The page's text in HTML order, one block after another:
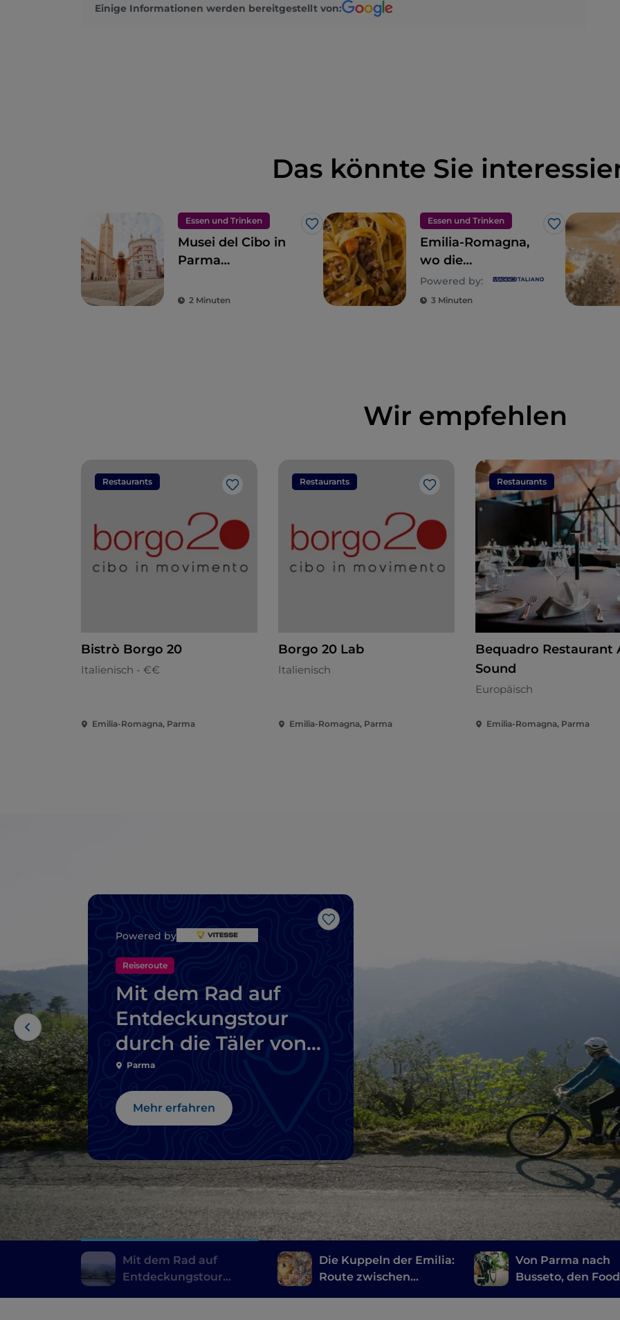
Einige Informationen werden bereitgestellt von:
Das könnte Sie
Essen und Trinken
Like
Musei del Cibo in
Parma
Museen)
2 Minuten
Essen und Trinken
Like
Emilia-Romagna,
wo die
Gastronomie ein
Reich der Sinne ist
Powered by:
3 Minuten
Wir empfehlen
Restaurants
Like
Bistrò Borgo 20
Italienisch - €€
Emilia-Romagna, Parma
Restaurants
Like
Borgo 20 Lab
Italienisch
Emilia-Romagna, Parma
Restaurants
Bequadro Restaurant
Sound
Europäisch
Emilia-Romagna, Parma
Like
Powered by
Reiseroute
Mit dem Rad auf
Entdeckungstour
durch die Täler von
Parma
Parma
Mehr erfahren
Mit dem Rad auf
Entdeckungstour
Die Kuppeln der Emilia:
Route zwischen
Von Parma nach
Busseto, den